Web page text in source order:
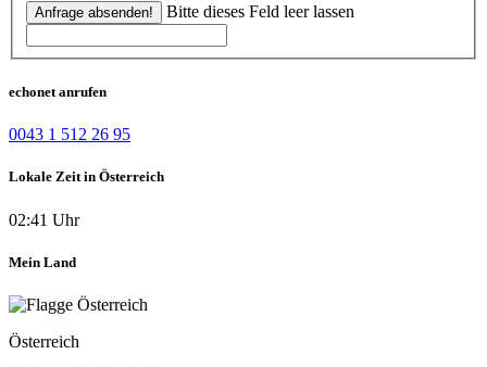
Anfrage absenden! Bitte dieses Feld leer lassen
echonet anrufen
0043 1 512 26 95
Lokale Zeit in Österreich
02:41 Uhr
Mein Land
Österreich